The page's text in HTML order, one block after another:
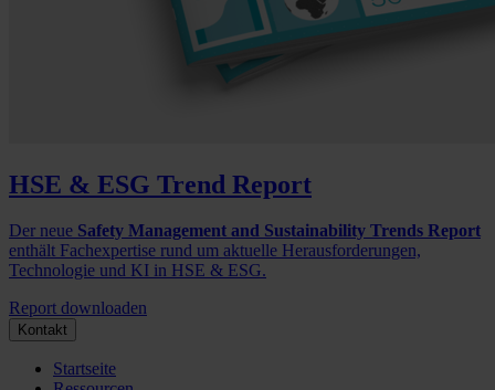
HSE & ESG Trend Report
Der neue Safety Management and Sustainability Trends Report
enthält Fachexpertise rund um aktuelle Herausforderungen,
Technologie und KI in HSE & ESG.
Report downloaden
Kontakt
Startseite